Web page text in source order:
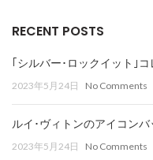
RECENT POSTS
｢シルバー･ロックイット｣
2023年5月24日 No Comments
ルイ･ヴィトンのアイコンバ
2023年5月24日 No Comments